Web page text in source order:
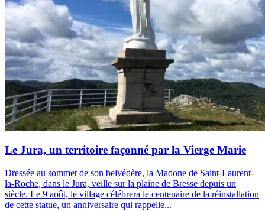
Le Jura, un territoire façonné par la Vierge Marie
Dressée au sommet de son belvédère, la Madone de Saint-Laurent-
la-Roche, dans le Jura, veille sur la plaine de Bresse depuis un
siècle. Le 9 août, le village célébrera le centenaire de la réinstallation
de cette statue, un anniversaire qui rappelle...